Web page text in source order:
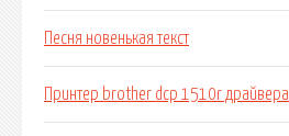
Песня новенькая текст
Принтер brother dcp 1510r драйвера